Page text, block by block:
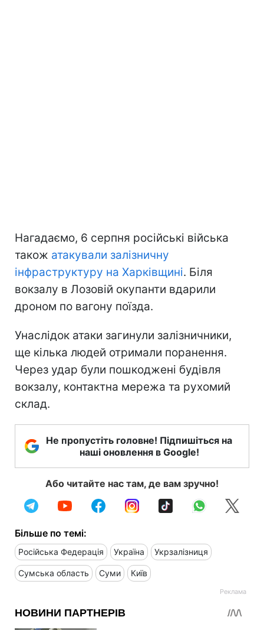
Нагадаємо, 6 серпня російські війська
також атакували залізничну
інфраструктуру на Харківщині. Біля
вокзалу в Лозовій окупанти вдарили
дроном по вагону поїзда.
Унаслідок атаки загинули залізничники,
ще кілька людей отримали поранення.
Через удар були пошкоджені будівля
вокзалу, контактна мережа та рухомий
склад.
Не пропустіть головне! Підпишіться на
наші оновлення в Google!
Або читайте нас там, де вам зручно!
Більше по темі:
Російська Федерація Україна Укрзалізниця
Сумська область Суми Київ